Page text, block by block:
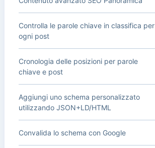
Controlla le parole chiave in classifica per
ogni post
Cronologia delle posizioni per parole
chiave e post
Aggiungi uno schema personalizzato
utilizzando JSON+LD/HTML
Convalida lo schema con Google